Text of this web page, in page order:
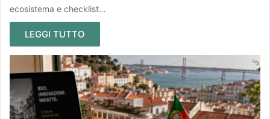
ecosistema e checklist…
LEGGI TUTTO